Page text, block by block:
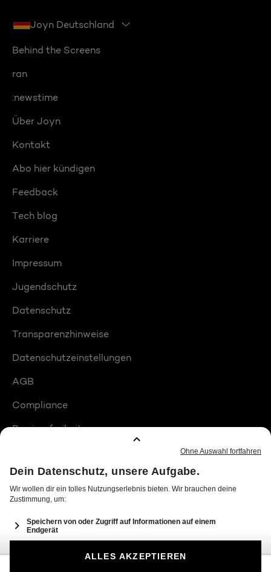
Joyn Deutschland
Behind the Screens
ran
:newstime
Über Joyn
Kontakt
Abo hier kündigen
Feedback
Tech blog
Karriere
Impressum
Jugendschutz
Datenschutz
Transparenzhinweise
Datenschutzeinstellungen
AGB
Compliance
Barrierefreiheit